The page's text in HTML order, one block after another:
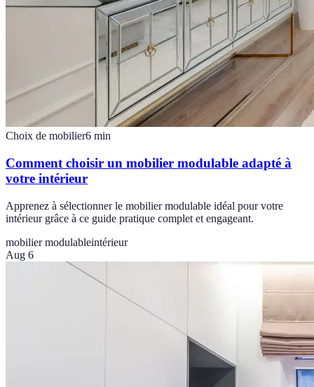
Choix de mobilier6 min
Comment choisir un mobilier modulable adapté à
votre intérieur
Apprenez à sélectionner le mobilier modulable idéal pour votre
intérieur grâce à ce guide pratique complet et engageant.
mobilier modulableintérieur
Aug 6